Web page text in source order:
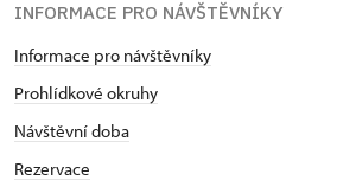
INFORMACE PRO NÁVŠTĚVNÍKY
Informace pro návštěvníky
Prohlídkové okruhy
Návštěvní doba
Rezervace